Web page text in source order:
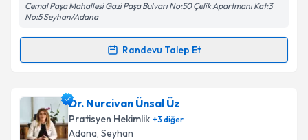
Cemal Paşa Mahallesi Gazi Paşa Bulvarı No:50 Çelik Apartmanı Kat:3
No:5 Seyhan/Adana
Randevu Talep Et
Randevu Takvimi Talebi
Dr. Can Kalkaniçin randevu takvimi talebi oluşturun.
Size bu uzmandan randevu almanız için bir takvim
hazırlandığında e-posta ile bilgilendireceğiz.
Dr. Nurcivan Ünsal Üz
Pratisyen Hekimlik +3 diğer
Adana, Seyhan